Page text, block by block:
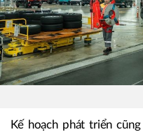
Kế hoạch phát triển